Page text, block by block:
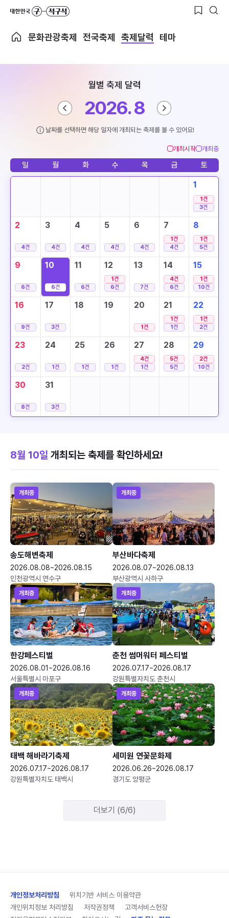
문화관광축제 전국축제 축제달력 테마
월별 축제 달력
2026. 8
날짜를 선택하면 해당 일자에 개최되는 축제를 볼 수 있어요!
개최시작 개최중
일 월 화 수 목 금 토
1
1건
3건
2
4건
3
4건
4
4건
5
4건
6
4건
7
1건
4건
8
1건
5건
9
6건
10
6건
11
6건
12
1건
6건
13
7건
14
4건
6건
15
1건
10건
16
9건
17
3건
18 19 20
1건
21
1건
1건
22
1건
2건
23
2건
24
1건
25
1건
26
1건
27
4건
1건
28
5건
5건
29
2건
10건
30
8건
31
3건
8월 10일 개최되는 축제를 확인하세요!
개최중
송도해변축제
2026.08.08~2026.08.15
인천광역시 연수구
개최중
부산바다축제
2026.08.07~2026.08.13
부산광역시 사하구
개최중
한강페스티벌
2026.08.01~2026.08.16
서울특별시 마포구
개최중
춘천 썸머워터 페스티벌
2026.07.17~2026.08.17
강원특별자치도 춘천시
개최중
태백 해바라기축제
2026.07.17~2026.08.17
강원특별자치도 태백시
개최중
세미원 연꽃문화제
2026.06.26~2026.08.17
경기도 양평군
더보기 (6/6)
개인정보처리방침
위치기반 서비스 이용약관
개인위치정보 처리방침
저작권정책
고객서비스헌장